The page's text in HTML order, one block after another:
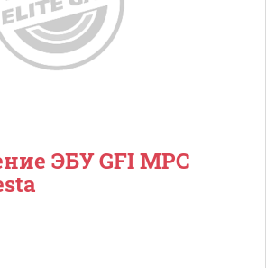
ЭБУ GFI MPC